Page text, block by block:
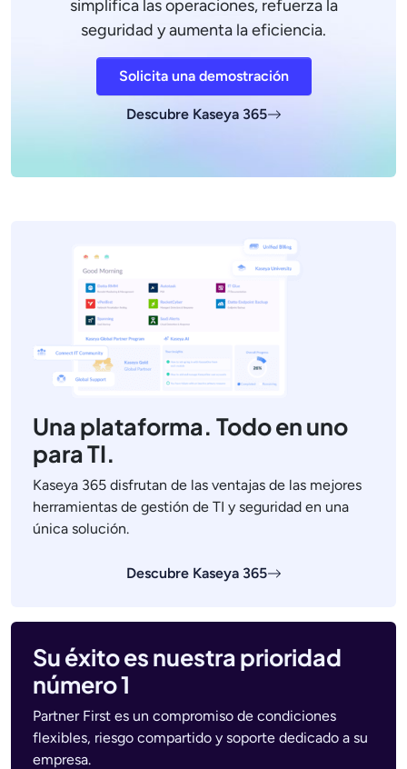
simplifica las operaciones, refuerza la
seguridad y aumenta la eficiencia.
Solicita una demostración
Descubre Kaseya 365
Una plataforma. Todo en uno
para TI.
Kaseya 365 disfrutan de las ventajas de las mejores
herramientas de gestión de TI y seguridad en una
única solución.
Descubre Kaseya 365
Su éxito es nuestra prioridad
número 1
Partner First es un compromiso de condiciones
flexibles, riesgo compartido y soporte dedicado a su
empresa.